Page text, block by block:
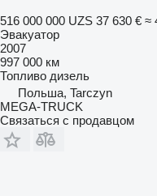
516 000 000 UZS 37 630 € ≈
Эвакуатор
2007
997 000 км
Топливо дизель
Польша, Tarczyn
MEGA-TRUCK
Связаться с продавцом